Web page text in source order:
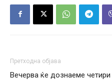
Претходна објава
Вечерва ќе дознаеме четири